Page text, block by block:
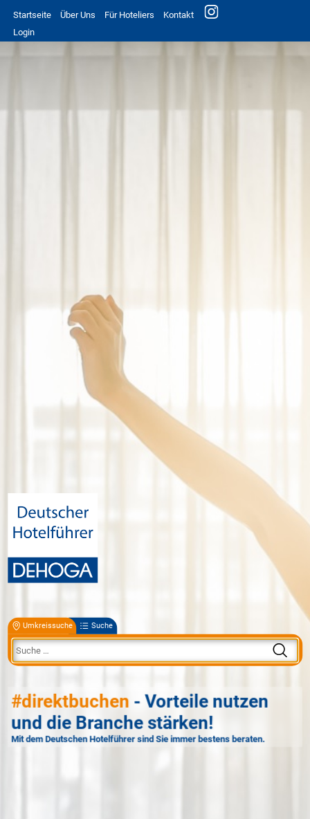
Startseite Über Uns Für Hoteliers
Kontakt
Login
Umkreissuche Suche
#direktbuchen - Vorteile nutzen
und die Branche stärken!
Mit dem Deutschen Hotelführer sind Sie immer bestens beraten.